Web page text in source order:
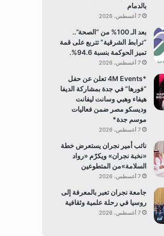
بالدمام
7 أغسطس، 2026
بعد الـ 100% من “الصحة”..
“ترابط الشرقية” تتربع على قمة
تميز الحوكمة بنسبة 94.6%.
7 أغسطس، 2026
*4M Events تعلن عن حفل
“فورها” في جدة بمشاركة الديفا
هيفاء وهبي وسانت ليفانت
وديسكو مصر ضمن فعاليات
موسم جدة*
7 أغسطس، 2026
نائب أمير نجران يستعرض خطة
«نخبة نجران» ويكرّم «رواد
السلامة»من المتطوعين
7 أغسطس، 2026
جامعة نجران تعبر بالمعرفة إلى
روسيا في رحلة علمية وثقافية
7 أغسطس، 2026